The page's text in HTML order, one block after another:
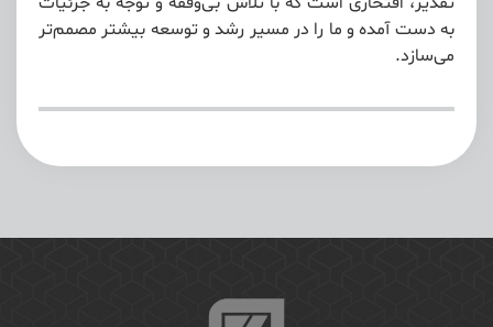
به دست آمده و ما را در مسیر رشد و توسعه بیشتر مصمم‌تر
می‌سازد.
لوح های تقدیر
لوح های تقدیر